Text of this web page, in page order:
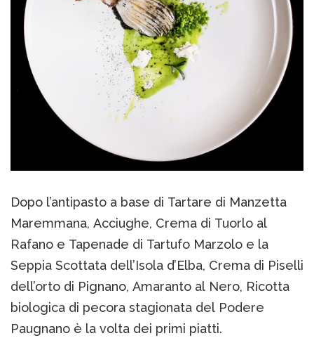
Dopo l’antipasto a base di Tartare di Manzetta
Maremmana, Acciughe, Crema di Tuorlo al
Rafano e Tapenade di Tartufo Marzolo e la
Seppia Scottata dell’Isola d’Elba, Crema di Piselli
dell’orto di Pignano, Amaranto al Nero, Ricotta
biologica di pecora stagionata del Podere
Paugnano è la volta dei primi piatti.